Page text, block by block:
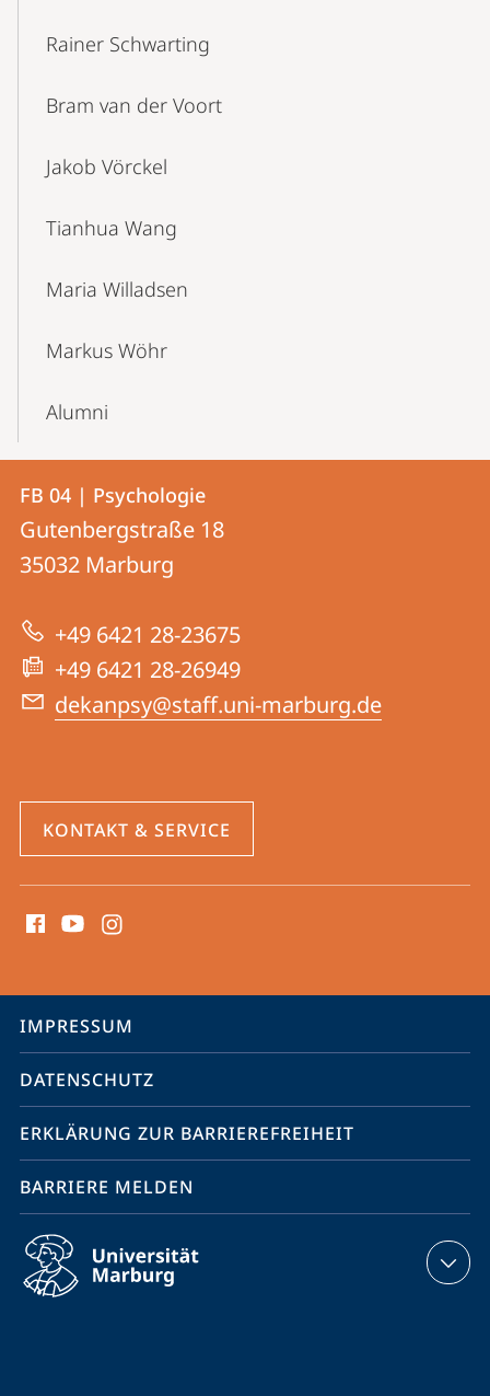
Rainer Schwarting
Bram van der Voort
Jakob Vörckel
Tianhua Wang
Maria Willadsen
Markus Wöhr
Alumni
Kontakt
und
Informationen
zur
Website
Kontaktinformationen
FB
04
Psychologie
FB 04 | Psychologie
Gutenbergstraße 18
35032 Marburg
+49 6421 28-23675
+49 6421 28-26949
dekanpsy@staff.uni-marburg.de
KONTAKT & SERVICE
Media
Service-
Navigation
IMPRESSUM
DATENSCHUTZ
ERKLÄRUNG ZUR BARRIEREFREIHEIT
BARRIERE MELDEN